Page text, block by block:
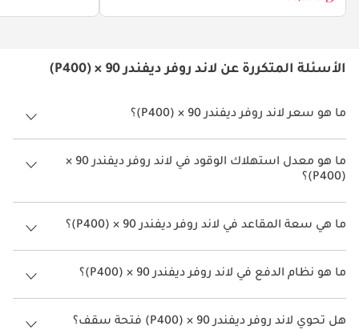
الأسئلة المتكررة عن لاند روفر ديفندر 90 × (P400)
ما هو سعر لاند روفر ديفندر 90 × (P400)؟
سعر لاند روفر ديفندر 90 × (P400) هو درهم 377,200.
ما هو معدل استهلاك الوقود في لاند روفر ديفندر 90 ×
(P400)؟
يبلغ معدل استهلاك الوقود المقترح من الشركة المصنعة لسيارة لاند روفر
ديفندر 2026 من 6 كم/ليتر - 9 كم/ليتر.
ما هي سعة المقاعد في لاند روفر ديفندر 90 × (P400)؟
تتسع لاند روفر ديفندر 90 × (P400) لأ 5 أشخاص.
ما هو نظام الدفع في لاند روفر ديفندر 90 × (P400)؟
نظام الدفع في لاند روفر ديفندر All Wheel Drive 90 × (P400).
هل تحوي لاند روفر ديفندر 90 × (P400) فتحة سقف؟